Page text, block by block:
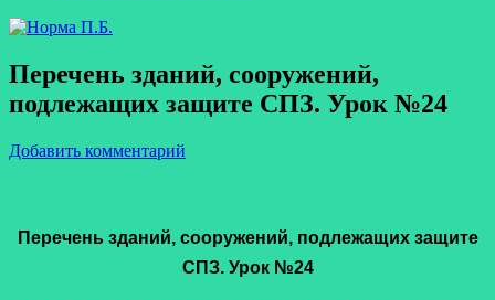
Перечень зданий, сооружений,
подлежащих защите СПЗ. Урок №24
Добавить комментарий
Перечень зданий, сооружений, подлежащих защите
СПЗ. Урок №24